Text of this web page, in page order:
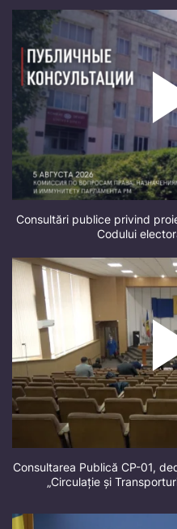
Consultări publice privind
Codului
Consultarea Publică CP-01,
„Circulație și